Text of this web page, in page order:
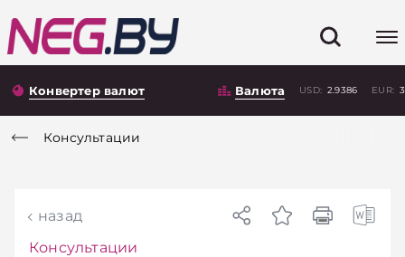
Конвертер валют Валюта USD: 2.9386 EUR:
Консультации
назад
Консультации